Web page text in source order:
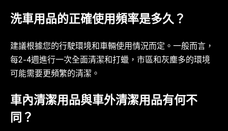
洗車用品的正確使用頻率是多久？
建議根據您的行駛環境和車輛使用情況而定。一般而言，
每2-4週進行一次全面清潔和打蠟，市區和灰塵多的環境
可能需要更頻繁的清潔。
車內清潔用品與車外清潔用品有何不
同？